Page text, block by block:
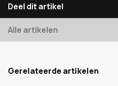
Deel dit artikel
Alle artikelen
Gerelateerde artikelen